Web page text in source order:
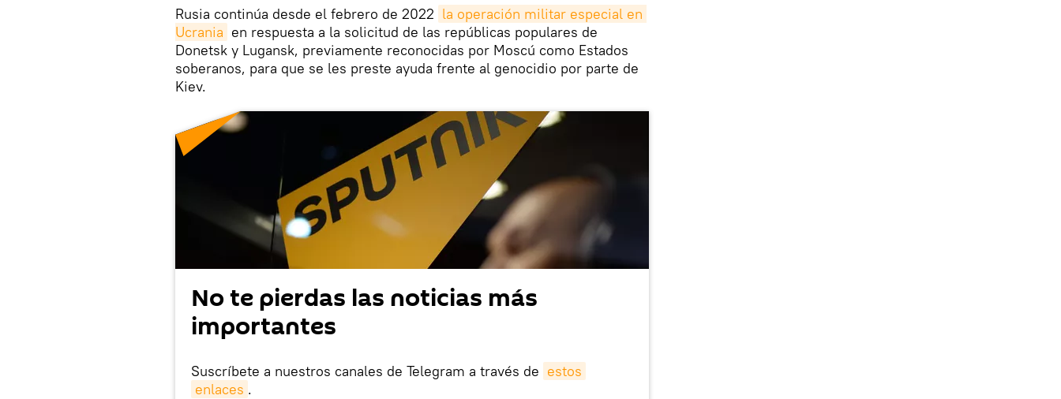
Rusia continúa desde el febrero de 2022 la operación militar especial en
Ucrania en respuesta a la solicitud de las repúblicas populares de
Donetsk y Lugansk, previamente reconocidas por Moscú como Estados
soberanos, para que se les preste ayuda frente al genocidio por parte de
Kiev.
No te pierdas las noticias más
importantes
Suscríbete a nuestros canales de Telegram a través de estos
enlaces .